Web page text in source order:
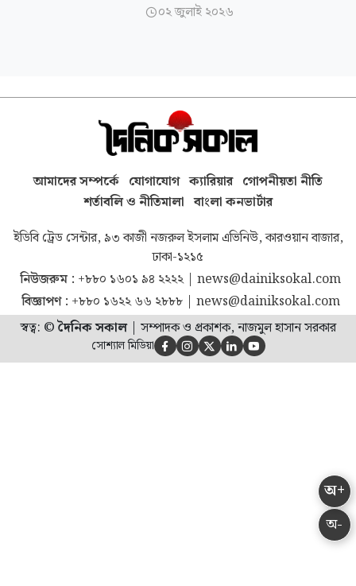
০২ জুলাই ২০২৬
অ-
অ+
আমাদের সম্পর্কে যোগাযোগ ক্যারিয়ার গোপনীয়তা নীতি
শর্তাবলি ও নীতিমালা বাংলা কনভার্টার
ইডিবি ট্রেড সেন্টার, ৯৩ কাজী নজরুল ইসলাম এভিনিউ, কারওয়ান বাজার,
ঢাকা-১২১৫
নিউজরুম : +৮৮০ ১৬০১ ৯৪ ২২২২| news@dainiksokal.com
বিজ্ঞাপণ : +৮৮০ ১৬২২ ৬৬ ২৮৮৮| news@dainiksokal.com
স্বত্ব: ©দৈনিক সকাল| সম্পাদক ও প্রকাশক, নাজমুল হাসান সরকার
সোশ্যাল মিডিয়া     